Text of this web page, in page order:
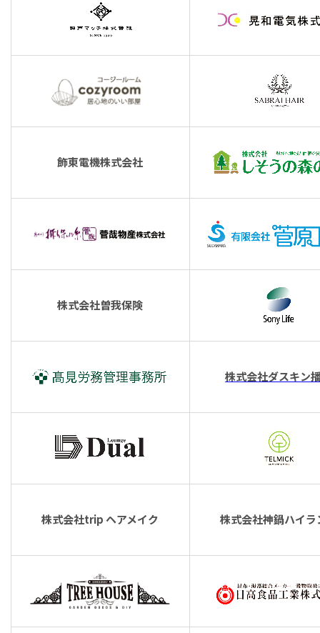
飾東電機株式会社
株式会社曽我保険
株式会社ダスキン
株式会社trip ヘアメイク 株式会社神鍋ハイラ